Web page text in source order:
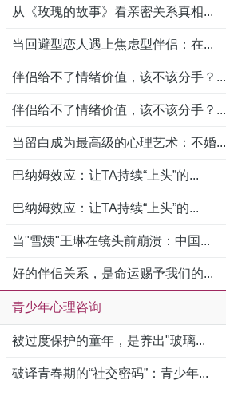
从《玫瑰的故事》看亲密关系真相...
当回避型恋人遇上焦虑型伴侣：在...
伴侣给不了情绪价值，该不该分手？...
伴侣给不了情绪价值，该不该分手？...
当留白成为最高级的心理艺术：不婚...
巴纳姆效应：让TA持续“上头”的...
巴纳姆效应：让TA持续“上头”的...
当"雪姨"王琳在镜头前崩溃：中国...
好的伴侣关系，是命运赐予我们的...
青少年心理咨询
被过度保护的童年，是养出"玻璃...
破译青春期的“社交密码”：青少年...